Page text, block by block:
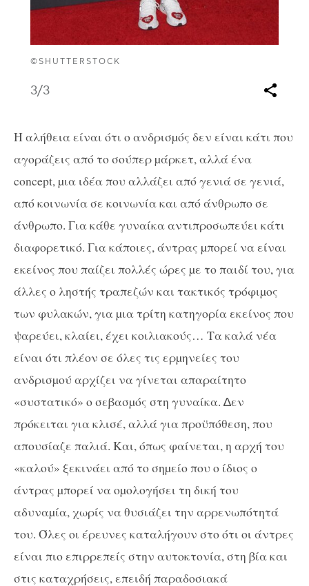
©SHUTTERSTOCK
3/3
Η αλήθεια είναι ότι ο ανδρισµός δεν είναι κάτι που
αγοράζεις από το σούπερ µάρκετ, αλλά ένα
concept, µια ιδέα που αλλάζει από γενιά σε γενιά,
από κοινωνία σε κοινωνία και από άνθρωπο σε
άνθρωπο. Για κάθε γυναίκα αντιπροσωπεύει κάτι
διαφορετικό. Για κάποιες, άντρας µπορεί να είναι
εκείνος που παίζει πολλές ώρες µε το παιδί του, για
άλλες ο ληστής τραπεζών και τακτικός τρόφιµος
των φυλακών, για µια τρίτη κατηγορία εκείνος που
ψαρεύει, κλαίει, έχει κοιλιακούς… Τα καλά νέα
είναι ότι πλέον σε όλες τις ερµηνείες του
ανδρισµού αρχίζει να γίνεται απαραίτητο
«συστατικό» ο σεβασµός στη γυναίκα. ∆εν
πρόκειται για κλισέ, αλλά για προϋπόθεση, που
απουσίαζε παλιά. Και, όπως φαίνεται, η αρχή του
«καλού» ξεκινάει από το σηµείο που ο ίδιος ο
άντρας µπορεί να οµολογήσει τη δική του
αδυναµία, χωρίς να θυσιάζει την αρρενωπότητά
του. Όλες οι έρευνες καταλήγουν στο ότι οι άντρες
είναι πιο επιρρεπείς στην αυτοκτονία, στη βία και
στις καταχρήσεις, επειδή παραδοσιακά